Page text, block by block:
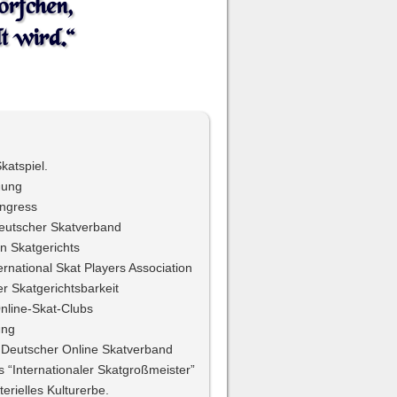
wird.“
Skatverband
Skatgerichts
Skat Players Association
Skatgerichtsbarkeit
Skat-Clubs
Online Skatverband
“Internationaler Skatgroßmeister”
Kulturerbe.